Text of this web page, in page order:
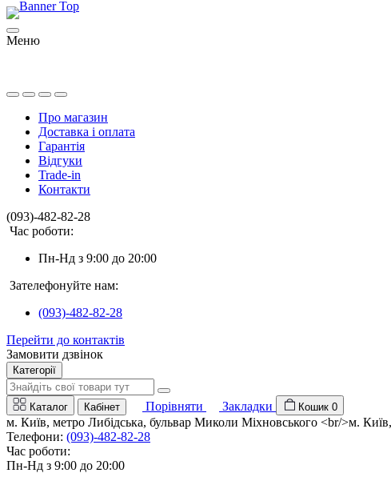
Меню
Про магазин
Доставка і оплата
Гарантія
Відгуки
Trade-in
Контакти
(093)-482-82-28
Час роботи:
Пн-Нд з 9:00 до 20:00
Зателефонуйте нам:
(093)-482-82-28
Перейти до контактів
Замовити дзвінок
Категорії
Каталог Кабінет Порівняти Закладки Кошик 0
м. Київ, метро Либідська, бульвар Миколи Міхновського <br/>м.
Телефони: (093)-482-82-28
Час роботи:
Пн-Нд з 9:00 до 20:00